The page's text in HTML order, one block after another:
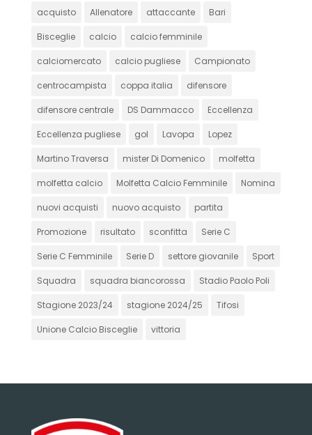
acquisto Allenatore attaccante Bari
Bisceglie calcio calcio femminile
calciomercato calcio pugliese Campionato
centrocampista coppa italia difensore
difensore centrale DS Dammacco Eccellenza
Eccellenza pugliese gol Lavopa Lopez
Martino Traversa mister Di Domenico molfetta
molfetta calcio Molfetta Calcio Femminile Nomina
nuovi acquisti nuovo acquisto partita
Promozione risultato sconfitta Serie C
Serie C Femminile Serie D settore giovanile Sport
Squadra squadra biancorossa Stadio Paolo Poli
Stagione 2023/24 stagione 2024/25 Tifosi
Unione Calcio Bisceglie vittoria